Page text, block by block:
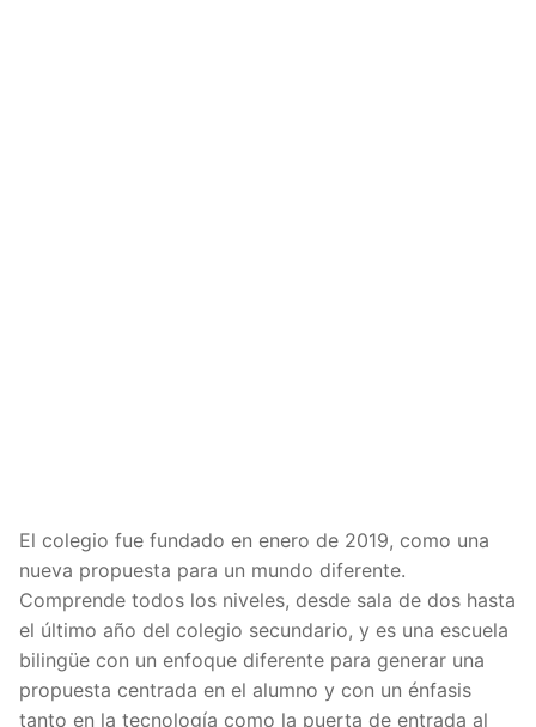
El colegio fue fundado en enero de 2019, como una
nueva propuesta para un mundo diferente.
Comprende todos los niveles, desde sala de dos hasta
el último año del colegio secundario, y es una escuela
bilingüe con un enfoque diferente para generar una
propuesta centrada en el alumno y con un énfasis
tanto en la tecnología como la puerta de entrada al